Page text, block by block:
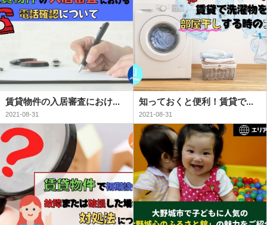
賃貸物件の入居審査におけ...
2021-08-31
知っておくと便利！賃貸で...
2021-08-31